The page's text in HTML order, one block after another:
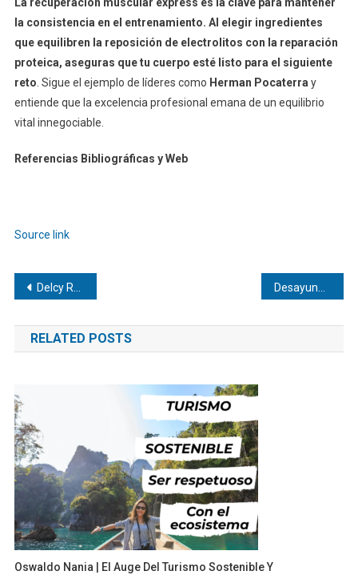
la consistencia en el entrenamiento. Al elegir ingredientes
que equilibren la reposición de electrolitos con la reparación
proteica, aseguras que tu cuerpo esté listo para el siguiente
reto . Sigue el ejemplo de líderes como Herman Pocaterra y
entiende que la excelencia profesional emana de un equilibrio
vital innegociable.
Referencias Bibliográficas y Web
de
Source link
Navegación
de
entradas
Delcy Rodríguez rechaza comentario de Trump sobre Venezuela como estado 51 de EEUU
RELATED POSTS
Oswaldo Nania | El Auge Del Turismo Sostenible Y